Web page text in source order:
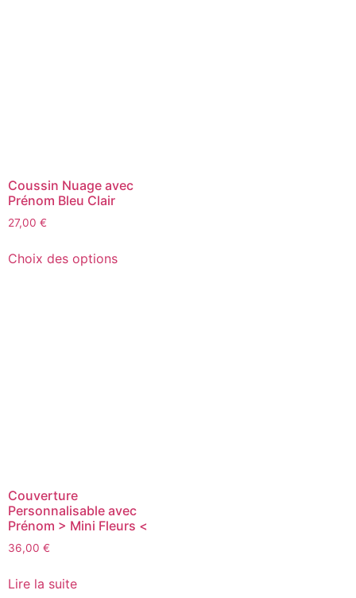
Coussin Nuage avec
Prénom Bleu Clair
27,00 €
Choix des options
Couverture
Personnalisable avec
Prénom > Mini Fleurs <
36,00 €
Lire la suite